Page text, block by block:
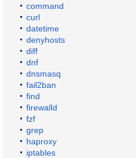
command
curl
datetime
denyhosts
diff
dnf
dnsmasq
fail2ban
find
firewalld
fzf
grep
haproxy
iptables